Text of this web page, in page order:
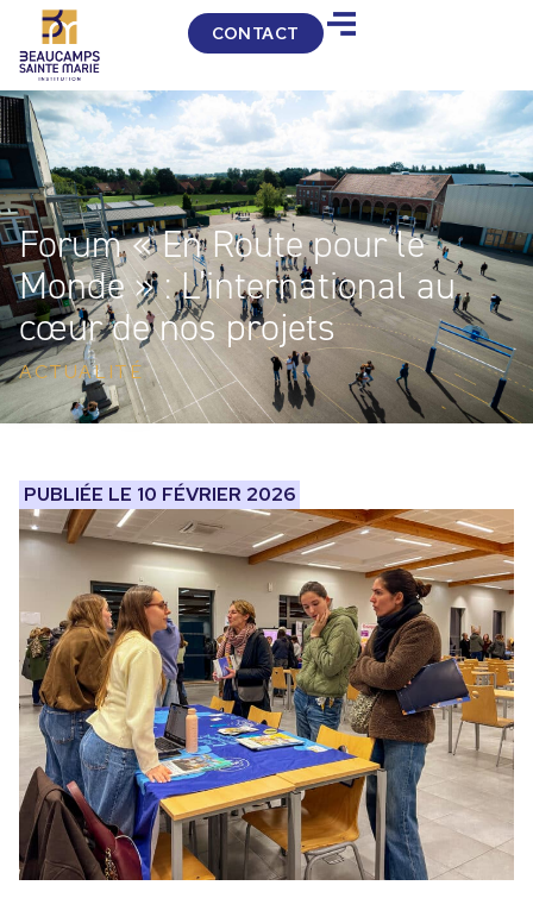
CONTACT
Forum « En Route pour le
Monde » : L’international au
cœur de nos projets
ACTUALITÉ
PUBLIÉE LE 10 FÉVRIER 2026